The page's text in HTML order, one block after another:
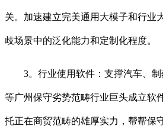
关。加速建立完美通用大模子和行业
歧场景中的泛化能力和定制化程度。
3。行业使用软件：支撑汽车、制
等广州保守劣势范畴行业巨头成立软
托正在商贸范畴的雄厚实力，帮帮保